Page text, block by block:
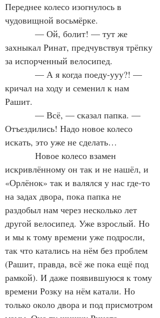
Переднее колесо изогнулось в
чудовищной восьмёрке.
захныкал Ринат, предчувствуя трёпку
за испорченный велосипед.
кричал на ходу и семенил к нам
Рашит.
Отъездились! Надо новое колесо
искать, это уже не сделать…
искривлённому он так и не нашёл, и
«Орлёнок» так и валялся у нас где-то
на задах двора, пока папка не
раздобыл нам через несколько лет
другой велосипед. Уже взрослый. Но
и мы к тому времени уже подросли,
так что катались на нём без проблем
(Рашит, правда, всё же пока ещё под
рамкой). И даже появившуюся к тому
времени Розку на нём катали. Но
только около двора и под присмотром